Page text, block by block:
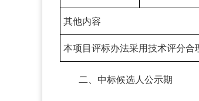
其他内容
本项目评标办法采用技术评分合
二、中标候选人公示期